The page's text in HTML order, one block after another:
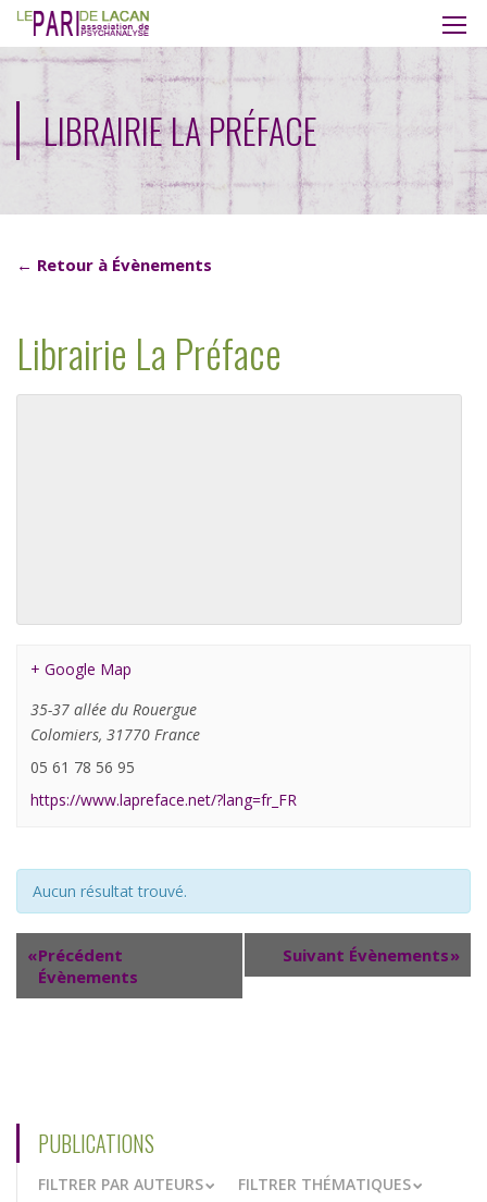
LIBRAIRIE LA PRÉFACE
← Retour à Évènements
Librairie La Préface
+ Google Map
35-37 allée du Rouergue
Colomiers, 31770 France
05 61 78 56 95
https://www.lapreface.net/?lang=fr_FR
Aucun résultat trouvé.
«Précédent
Évènements
Suivant Évènements»
PUBLICATIONS
FILTRER PAR AUTEURS FILTRER THÉMATIQUES